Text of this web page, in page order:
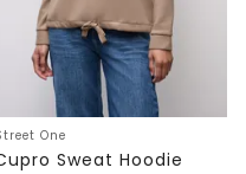
One
Sweat Hoodie